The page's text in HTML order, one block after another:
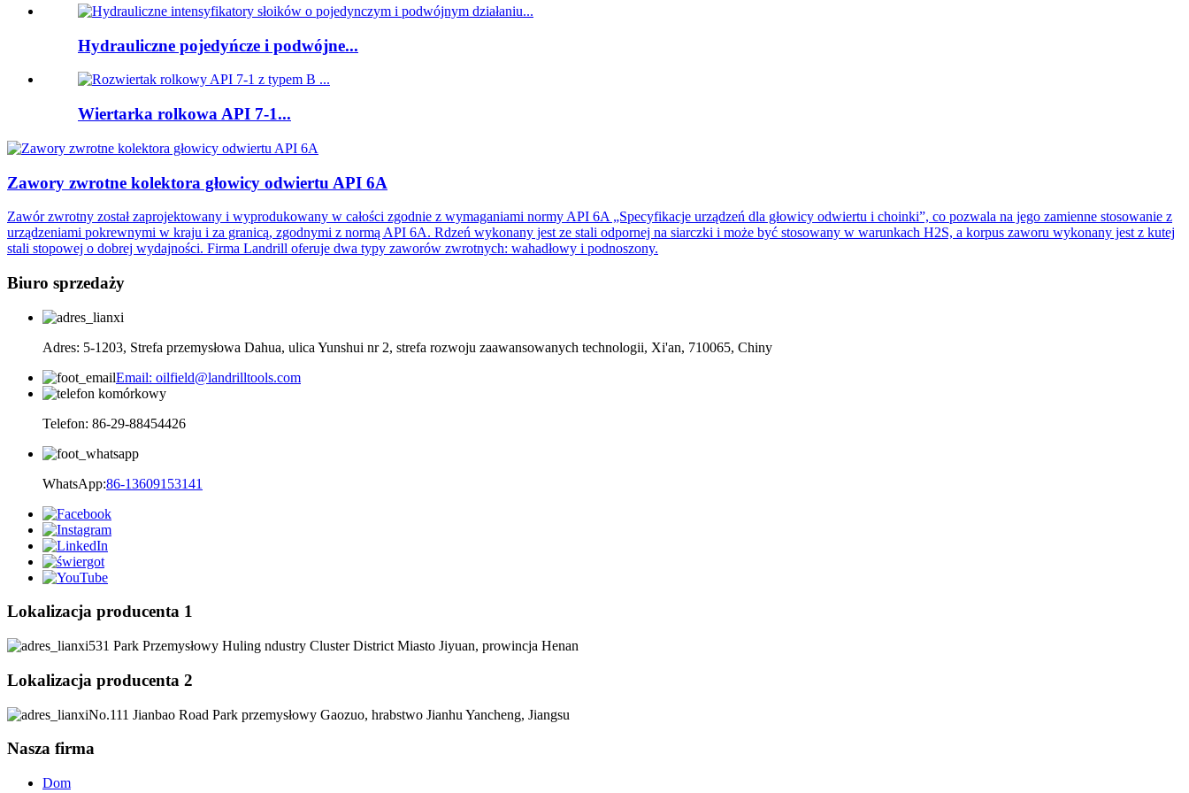
Hydrauliczne pojedyńcze i podwójne...
Wiertarka rolkowa API 7-1...
Zawory zwrotne kolektora głowicy odwiertu API 6A
Zawór zwrotny został zaprojektowany i wyprodukowany w całości zgodnie z wymaganiami normy API 6A „Specyfikacje urządzeń dla głowicy odwiertu i choinki”, co pozwala na jego zamienne stosowanie z
urządzeniami pokrewnymi w kraju i za granicą, zgodnymi z normą API 6A. Rdzeń wykonany jest ze stali odpornej na siarczki i może być stosowany w warunkach H2S, a korpus zaworu wykonany jest z kutej
stali stopowej o dobrej wydajności. Firma Landrill oferuje dwa typy zaworów zwrotnych: wahadłowy i podnoszony.
Biuro sprzedaży
Adres: 5-1203, Strefa przemysłowa Dahua, ulica Yunshui nr 2, strefa rozwoju zaawansowanych technologii, Xi'an, 710065, Chiny
Email: oilfield@landrilltools.com
Telefon: 86-29-88454426
WhatsApp:86-13609153141
Lokalizacja producenta 1
531 Park Przemysłowy Huling ndustry Cluster District Miasto Jiyuan, prowincja Henan
Lokalizacja producenta 2
No.111 Jianbao Road Park przemysłowy Gaozuo, hrabstwo Jianhu Yancheng, Jiangsu
Nasza firma
Dom